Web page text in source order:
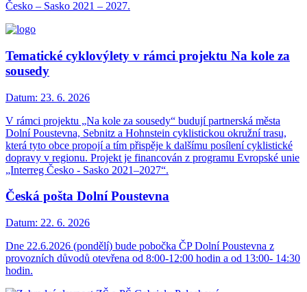
Česko – Sasko 2021 – 2027.
Tematické cyklovýlety v rámci projektu Na kole za
sousedy
Datum: 23. 6. 2026
V rámci projektu „Na kole za sousedy“ budují partnerská města
Dolní Poustevna, Sebnitz a Hohnstein cyklistickou okružní trasu,
která tyto obce propojí a tím přispěje k dalšímu posílení cyklistické
dopravy v regionu. Projekt je financován z programu Evropské unie
„Interreg Česko - Sasko 2021–2027“.
Česká pošta Dolní Poustevna
Datum: 22. 6. 2026
Dne 22.6.2026 (pondělí) bude pobočka ČP Dolní Poustevna z
provozních důvodů otevřena od 8:00-12:00 hodin a od 13:00- 14:30
hodin.